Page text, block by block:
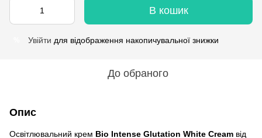
В кошик
Увійти для відображення накопичувальної знижки
До обраного
Опис
Освітлювальний крем Bio Intense Glutation White Cream від